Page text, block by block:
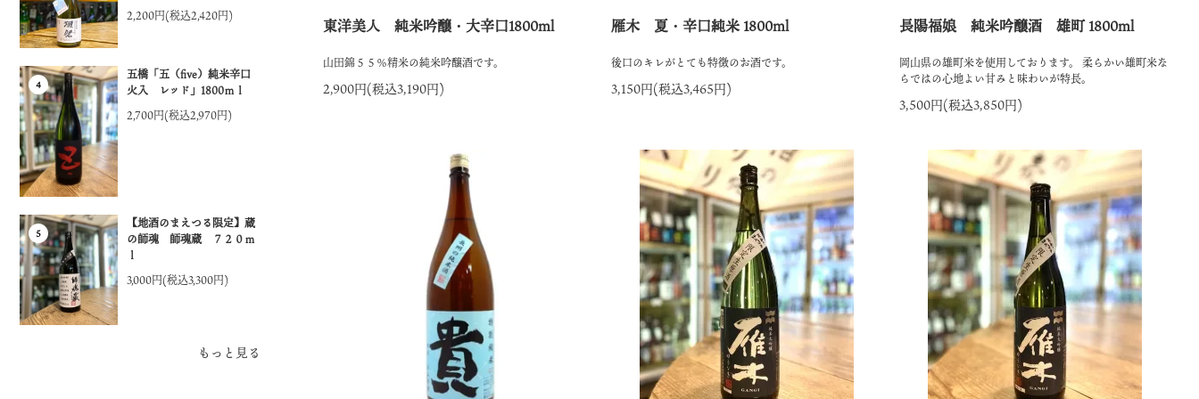
2,200円(税込2,420円)
4
五橋「五（five）純米辛口
火入 レッド」1800ｍｌ
2,700円(税込2,970円)
5
【地酒のまえつる限定】蔵
の師魂 師魂蔵 ７２０ｍ
ｌ
3,000円(税込3,300円)
もっと見る
東洋美人 純米吟醸・大辛口1800ml
山田錦５５％精米の純米吟醸酒です。
2,900円(税込3,190円)
雁木 夏・辛口純米 1800ml
後口のキレがとても特徴のお酒です。
3,150円(税込3,465円)
長陽福娘 純米吟醸酒 雄町 1800ml
岡山県の雄町米を使用しております。 柔らかい雄町米な
らではの心地よい甘みと味わいが特長。
3,500円(税込3,850円)